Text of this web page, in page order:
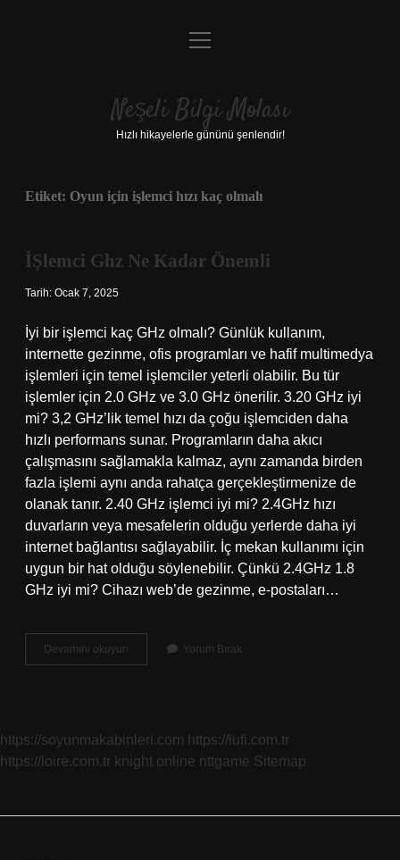
Anasayfa
Yasal Uyarı
menüyü
Neşeli Bilgi Molası
Hızlı hikayelerle gününü şenlendir!
Etiket: Oyun için işlemci hızı kaç olmalı
İŞlemci Ghz Ne Kadar Önemli
Tarih: Ocak 7, 2025
İyi bir işlemci kaç GHz olmalı? Günlük kullanım,
internette gezinme, ofis programları ve hafif multimedya
işlemleri için temel işlemciler yeterli olabilir. Bu tür
işlemler için 2.0 GHz ve 3.0 GHz önerilir. 3.20 GHz iyi
mi? 3,2 GHz’lik temel hızı da çoğu işlemciden daha
hızlı performans sunar. Programların daha akıcı
çalışmasını sağlamakla kalmaz, aynı zamanda birden
fazla işlemi aynı anda rahatça gerçekleştirmenize de
olanak tanır. 2.40 GHz işlemci iyi mi? 2.4GHz hızı
duvarların veya mesafelerin olduğu yerlerde daha iyi
internet bağlantısı sağlayabilir. İç mekan kullanımı için
uygun bir hat olduğu söylenebilir. Çünkü 2.4GHz 1.8
GHz iyi mi? Cihazı web’de gezinme, e-postaları…
Devamını okuyun
Ghz
Yorum Bırak
https://soyunmakabinleri.com https://lufi.com.tr
https://loire.com.tr knight online nttgame Sitemap